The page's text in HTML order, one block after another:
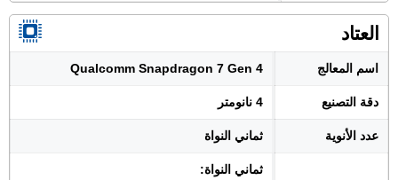
العتاد
اسم المعالج Qualcomm Snapdragon 7 Gen 4
دقة التصنيع 4 نانومتر
عدد الأنوية ثماني النواة
ثماني النواة: